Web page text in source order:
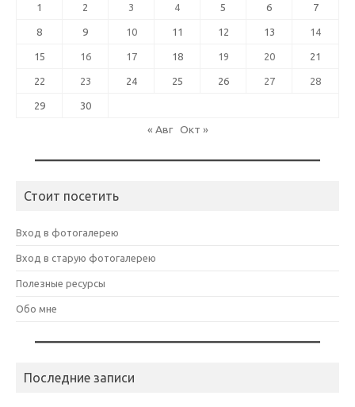
1 2 3 4 5 6 7
8 9 10 11 12 13 14
15 16 17 18 19 20 21
22 23 24 25 26 27 28
29 30
« Авг Окт »
Стоит посетить
Вход в фотогалерею
Вход в старую фотогалерею
Полезные ресурсы
Обо мне
Последние записи